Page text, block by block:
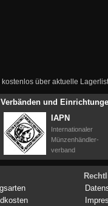
über aktuelle
und
IAPN
Internationaler
Münzenhändler-
verband